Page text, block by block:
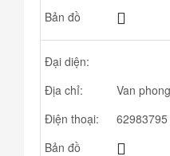
Bản đồ
Đại diện:
Địa chỉ:
Van
Điện thoại:
62983795
Bản đồ